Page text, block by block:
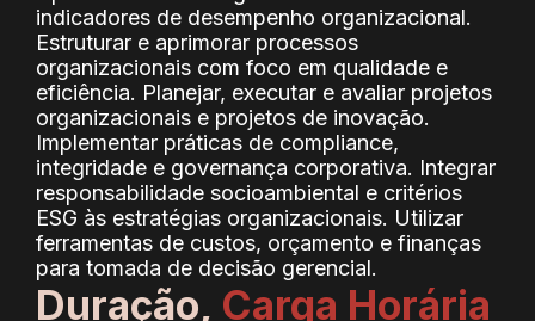
indicadores de desempenho organizacional.
Estruturar e aprimorar processos
organizacionais com foco em qualidade e
eficiência. Planejar, executar e avaliar projetos
organizacionais e projetos de inovação.
Implementar práticas de compliance,
integridade e governança corporativa. Integrar
responsabilidade socioambiental e critérios
ESG às estratégias organizacionais. Utilizar
ferramentas de custos, orçamento e finanças
para tomada de decisão gerencial.
Duração, Carga Horária